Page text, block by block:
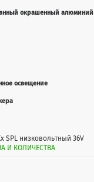
окрашенный алюминий
освещение
SPL низковольтный 36V
И КОЛИЧЕСТВА